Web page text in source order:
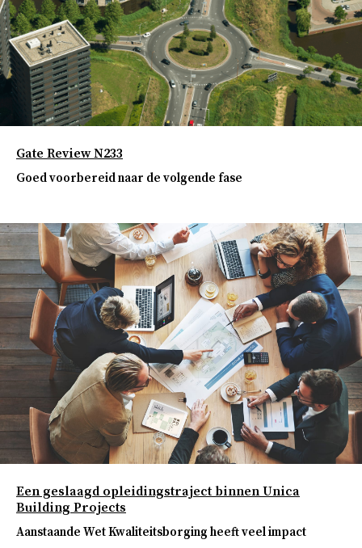
Gate Review N233
Goed voorbereid naar de volgende fase
Een geslaagd opleidingstraject binnen Unica
Building Projects
Aanstaande Wet Kwaliteitsborging heeft veel impact